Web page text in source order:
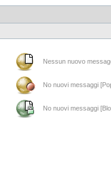
Nessun nuovo
No nuovi messaggi
No nuovi messaggi